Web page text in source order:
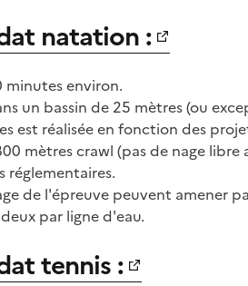
natation :
environ.
un bassin de 25 mètres (ou
est réalisée en fonction des
mètres crawl (pas de nage
réglementaires.
de l'épreuve peuvent amener
par ligne d'eau.
tennis :